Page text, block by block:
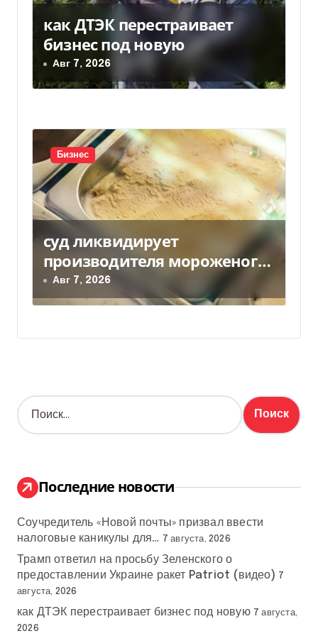
как ДТЭК перестраивает
бизнес под новую
Авг 7, 2026
Бизнес
суд ликвидирует
производителя мороженого
Геркулес
Авг 7, 2026
Н
а
:
Последние новости
Соучредитель «Новой почты» призвал ввести
налоговые каникулы для… 7 августа, 2026
Трамп ответил на просьбу Зеленского о
предоставлении Украине ракет Patriot (видео) 7
августа, 2026
как ДТЭК перестраивает бизнес под новую 7 августа,
2026